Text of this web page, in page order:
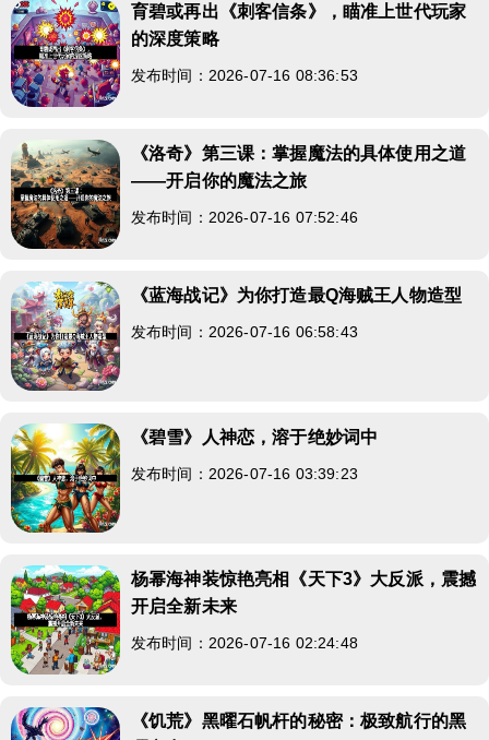
育碧或再出《刺客信条》，瞄准上世代玩家
的深度策略
发布时间：2026-07-16 08:36:53
《洛奇》第三课：掌握魔法的具体使用之道
——开启你的魔法之旅
发布时间：2026-07-16 07:52:46
《蓝海战记》为你打造最Q海贼王人物造型
发布时间：2026-07-16 06:58:43
《碧雪》人神恋，溶于绝妙词中
发布时间：2026-07-16 03:39:23
杨幂海神装惊艳亮相《天下3》大反派，震撼
开启全新未来
发布时间：2026-07-16 02:24:48
《饥荒》黑曜石帆杆的秘密：极致航行的黑